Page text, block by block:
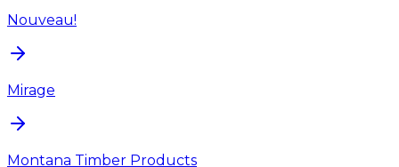
Nouveau!
Mirage
Montana Timber Products